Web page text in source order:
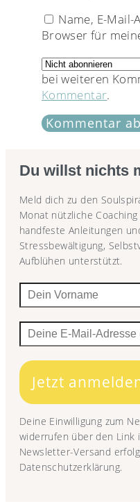
Name, E-
Browser für
bei weiteren
Kommentar.
Du willst nichts
Meld dich zu den
Monat nützliche
handfeste Anleitungen
Stressbewältigung,
Aufblühen unterstützt.
Jetzt
Deine Einwilligung zum
widerrufen über den Link
Newsletter-Versand
Datenschutzerklärung.